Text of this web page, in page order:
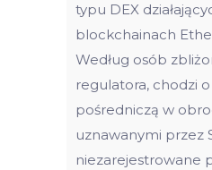
typu DEX
blockchainach
Według osób
regulatora, chodzi
pośredniczą w
uznawanymi przez
niezarejestrowane